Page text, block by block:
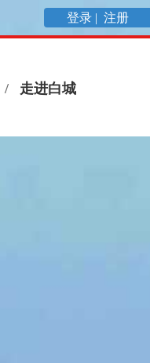
登录 | 注册
/ 走进白城